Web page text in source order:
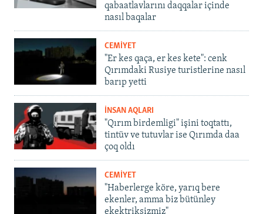
qabaatlavlarını daqqalar içinde
nasıl baqalar
CEMİYET
"Er kes qaça, er kes kete": cenk
Qırımdaki Rusiye turistlerine nasıl
barıp yetti
İNSAN AQLARI
"Qırım birdemligi" işini toqtattı,
tintüv ve tutuvlar ise Qırımda daa
çoq oldı
CEMİYET
"Haberlerge köre, yarıq bere
ekenler, amma biz bütünley
ekektriksizmiz"